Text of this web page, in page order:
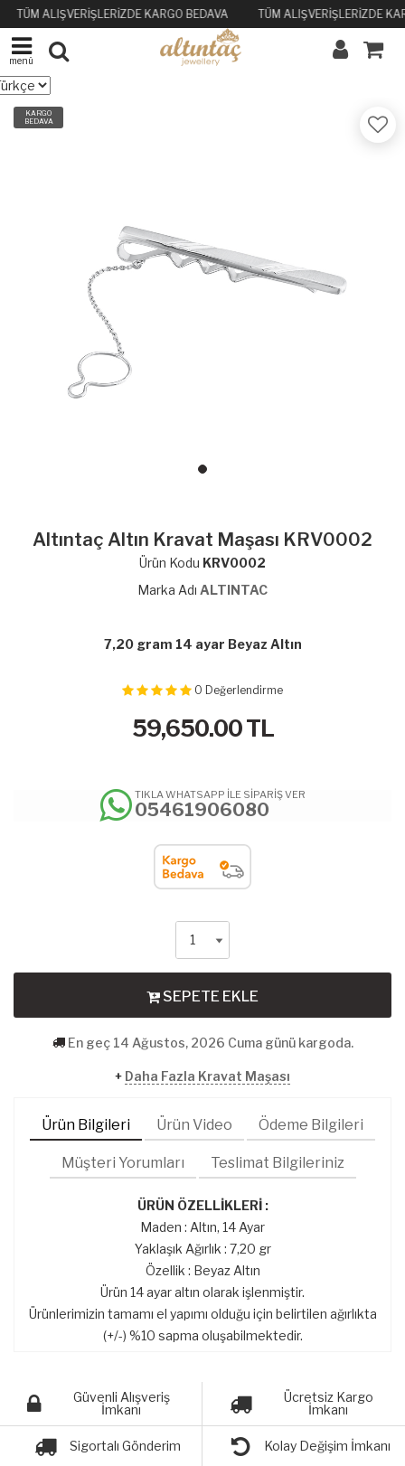
TÜM ALIŞVERİŞLERİZDE KARGO BEDAVA TÜM ALIŞVERİŞLERİZDE
menü
KARGO
BEDAVA
Altıntaç Altın Kravat Maşası KRV0002
Ürün Kodu KRV0002
Marka Adı ALTINTAC
7,20 gram 14 ayar Beyaz Altın
0 Değerlendirme
59,650.00TL
TIKLA WHATSAPP İLE SİPARİŞ VER
05461906080
SEPETE EKLE
En geç 14 Ağustos, 2026 Cuma günü kargoda.
+ Daha Fazla Kravat Maşası
Ürün Bilgileri Ürün Video Ödeme Bilgileri
Müşteri Yorumları Teslimat Bilgileriniz
ÜRÜN ÖZELLİKLERİ :
Maden : Altın, 14 Ayar
Yaklaşık Ağırlık : 7,20 gr
Özellik : Beyaz Altın
Ürün 14 ayar altın olarak işlenmiştir.
Ürünlerimizin tamamı el yapımı olduğu için belirtilen ağırlıkta
(+/-) %10 sapma oluşabilmektedir.
Güvenli Alışveriş
İmkanı
Ücretsiz Kargo
İmkanı
Sigortalı Gönderim Kolay Değişim İmkanı